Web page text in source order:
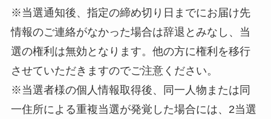
※当選通知後、指定の締め切り日までにお届け先
情報のご連絡がなかった場合は辞退とみなし、当
選の権利は無効となります。他の方に権利を移行
させていただきますのでご注意ください。
※当選者様の個人情報取得後、同一人物または同
一住所による重複当選が発覚した場合には、2当選